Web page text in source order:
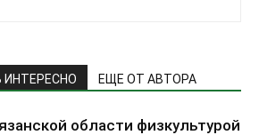
ЕЩЕ ОТ АВТОРА
области физкультурой